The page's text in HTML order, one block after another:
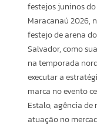
festejos juninos
Maracanaú 2026,
festejo de arena
Salvador, como
na temporada
executar a
marca no evento
Estalo, agência de
atuação no